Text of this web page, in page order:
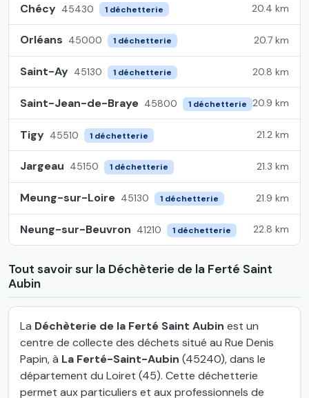
Chécy 45430 1 déchetterie 20.4 km
Orléans 45000 1 déchetterie 20.7 km
Saint-Ay 45130 1 déchetterie 20.8 km
Saint-Jean-de-Braye 45800 1 déchetterie 20.9 km
Tigy 45510 1 déchetterie 21.2 km
Jargeau 45150 1 déchetterie 21.3 km
Meung-sur-Loire 45130 1 déchetterie 21.9 km
Neung-sur-Beuvron 41210 1 déchetterie 22.8 km
Tout savoir sur la Déchèterie de la Ferté Saint
Aubin
La Déchèterie de la Ferté Saint Aubin est un
centre de collecte des déchets situé au Rue Denis
Papin, à La Ferté-Saint-Aubin (45240), dans le
département du Loiret (45). Cette déchetterie
permet aux particuliers et aux professionnels de